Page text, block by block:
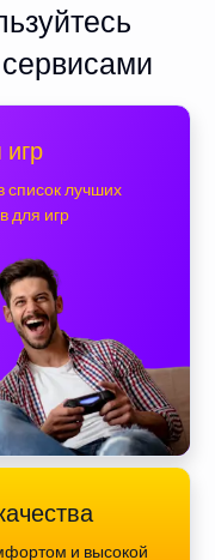
список лучших
для игр
и высокой